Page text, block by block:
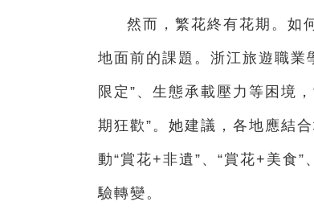
然而，繁花終有花期。如
地面前的課題。浙江旅遊職業
限定”、生態承載壓力等困境
期狂歡”。她建議，各地應結
動“賞花+非遺”、“賞花+美食
驗轉變。